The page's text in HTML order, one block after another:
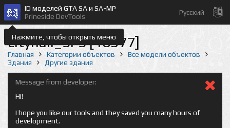
Нажмите, чтобы открыть меню
ID моделей GTA SA и SA-MP
Prineside DevTools
Русский
cityhall_SFS [10377]
Главная Категории объектов
Все модели объектов
Здания
Другие здания
Message from developer:
Hi!
I hope you like our tools and they saved you many hours of
development.